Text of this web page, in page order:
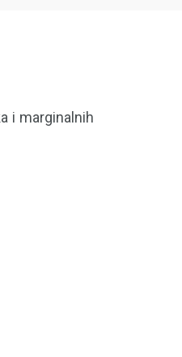
i marginalnih